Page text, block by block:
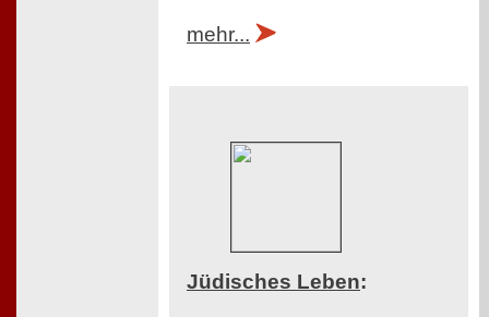
mehr...
Jüdisches Leben: